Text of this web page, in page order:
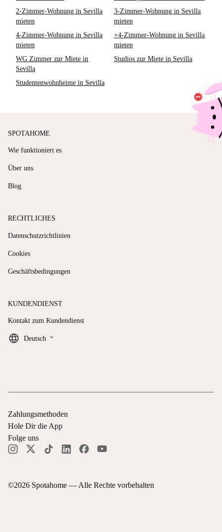
2-Zimmer-Wohnung in Sevilla
mieten
3-Zimmer-Wohnung in Sevilla
mieten
4-Zimmer-Wohnung in Sevilla
mieten
+4-Zimmer-Wohnung in Sevilla
mieten
WG Zimmer zur Miete in
Sevilla
Studios zur Miete in Sevilla
Studentenwohnheime in Sevilla
SPOTAHOME
Wie funktioniert es
Über uns
Blog
RECHTLICHES
Datenschutzrichtlinien
Cookies
Geschäftsbedingungen
KUNDENDIENST
Kontakt zum Kundendienst
Deutsch keyboard_arrow_down
©2026 Spotahome —Alle Rechte vorbehalten
Zahlungsmethoden
Hole Dir die App
Folge uns